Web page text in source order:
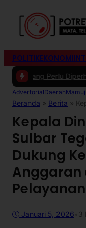
POLITIKEKONOMI
Perlu Diperhatikan|
AdvertorialDaerah
Beranda » Berita »
Kepala
Sulbar
Dukung
Anggaran
Januari 5, 2026 3